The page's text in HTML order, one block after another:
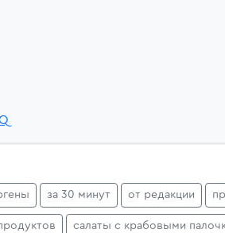
за 30 минут от редакции
салаты с крабовыми